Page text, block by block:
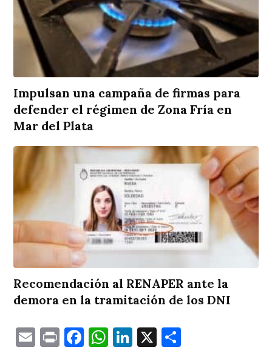
Impulsan una campaña de firmas para
defender el régimen de Zona Fría en
Mar del Plata
Recomendación al RENAPER ante la
demora en la tramitación de los DNI
EmailPrintFacebook
WhatsApp
LinkedIn
X